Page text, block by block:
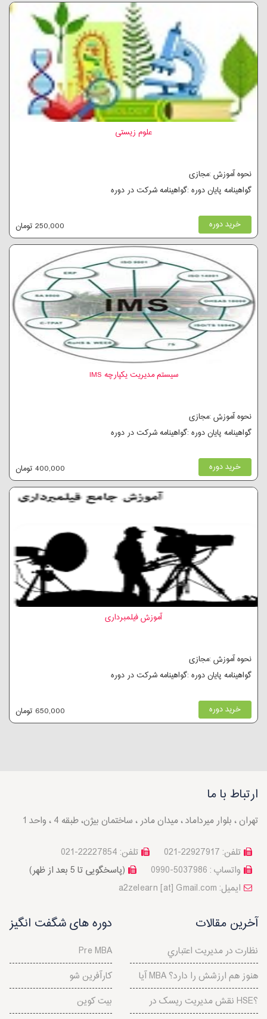
علوم زیستی
نحوه آموزش :مجازی
گواهینامه پایان دوره :گواهینامه شرکت در دوره
خرید دوره 250,000 تومان
سیستم مدیریت یکپارچه IMS
نحوه آموزش :مجازی
گواهینامه پایان دوره :گواهینامه شرکت در دوره
خرید دوره 400,000 تومان
آموزش فیلمبرداری
نحوه آموزش :مجازی
گواهینامه پایان دوره :گواهینامه شرکت در دوره
خرید دوره 650,000 تومان
ارتباط با ما
تهران ، بلوار میرداماد ، میدان مادر ، ساختمان بیژن، طبقه 4 ، واحد 1
تلفن: 22227854-021
تلفن: 22927917-021
(پاسخگویی تا 5 بعد از ظهر)
واتساپ : 5037986-0990
a2zelearn [at] Gmail.com :ایمیل
آخرین مقالات
نظارت در مديريت اعتباري
آیا MBA هنوز هم ارزشش را دارد؟
نقش مدیریت ریسک در HSE؟
دوره های شگفت انگیز
Pre MBA
کارآفرین شو
بیت کوین